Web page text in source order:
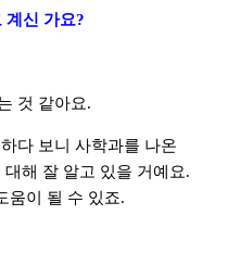
계신 가요?
것 같아요.
다 보니 사학과를 나온
대해 잘 알고 있을 거예요.
움이 될 수 있죠.